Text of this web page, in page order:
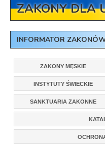
ZAKONY DLA
INFORMATOR
ZAKONY MĘSKIE
INSTYTUTY ŚWIECKIE
SANKTUARIA ZAKONNE